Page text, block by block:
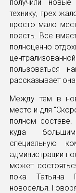
получили
технику, грех
просто мало
поесть. Все
полноценно
пользоваться
рассказывает она.
Между тем в
место и для
полном
куда
специальную
администрации
может
пока Татьяна
новоселья.